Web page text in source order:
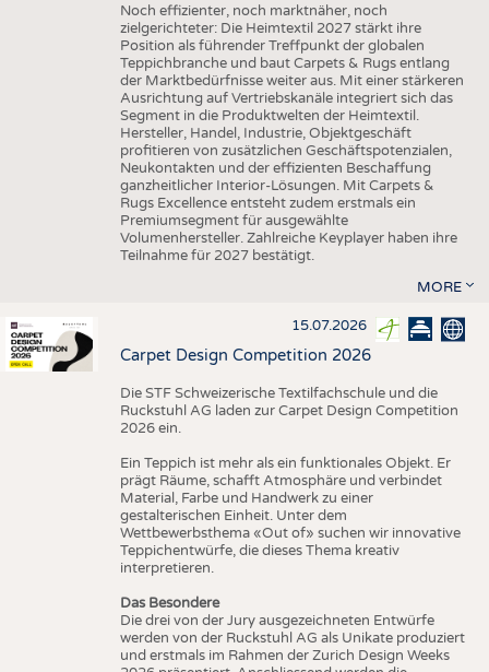
Noch effizienter, noch marktnäher, noch
zielgerichteter: Die Heimtextil 2027 stärkt ihre
Position als führender Treffpunkt der globalen
Teppichbranche und baut Carpets & Rugs entlang
der Marktbedürfnisse weiter aus. Mit einer stärkeren
Ausrichtung auf Vertriebskanäle integriert sich das
Segment in die Produktwelten der Heimtextil.
Hersteller, Handel, Industrie, Objektgeschäft
profitieren von zusätzlichen Geschäftspotenzialen,
Neukontakten und der effizienten Beschaffung
ganzheitlicher Interior-Lösungen. Mit Carpets &
Rugs Excellence entsteht zudem erstmals ein
Premiumsegment für ausgewählte
Volumenhersteller. Zahlreiche Keyplayer haben ihre
Teilnahme für 2027 bestätigt.
MORE
15.07.2026
Carpet Design Competition 2026
Die STF Schweizerische Textilfachschule und die
Ruckstuhl AG laden zur Carpet Design Competition
2026 ein.
Ein Teppich ist mehr als ein funktionales Objekt. Er
prägt Räume, schafft Atmosphäre und verbindet
Material, Farbe und Handwerk zu einer
gestalterischen Einheit. Unter dem
Wettbewerbsthema «Out of» suchen wir innovative
Teppichentwürfe, die dieses Thema kreativ
interpretieren.
Das Besondere
Die drei von der Jury ausgezeichneten Entwürfe
werden von der Ruckstuhl AG als Unikate produziert
und erstmals im Rahmen der Zurich Design Weeks